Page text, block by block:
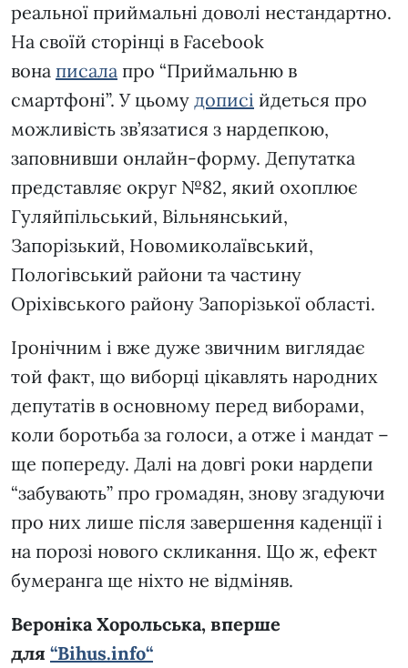
реальної приймальні доволі нестандартно.
На своїй сторінці в Facebook
вона писала про “Приймальню в
смартфоні”. У цьому дописі йдеться про
можливість зв’язатися з нардепкою,
заповнивши онлайн-форму. Депутатка
представляє округ №82, який охоплює
Гуляйпільський, Вільнянський,
Запорізький, Новомиколаївський,
Пологівський райони та частину
Оріхівського району Запорізької області.
Іронічним і вже дуже звичним виглядає
той факт, що виборці цікавлять народних
депутатів в основному перед виборами,
коли боротьба за голоси, а отже і мандат –
ще попереду. Далі на довгі роки нардепи
“забувають” про громадян, знову згадуючи
про них лише після завершення каденції і
на порозі нового скликання. Що ж, ефект
бумеранга ще ніхто не відміняв.
Вероніка Хорольська, вперше
для “Bihus.info“